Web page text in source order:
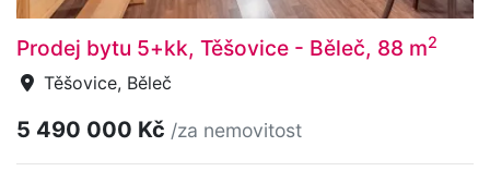
Prodej bytu 5+kk, Těšovice - Běleč, 88 m2
Těšovice, Běleč
5 490 000 Kč /za nemovitost